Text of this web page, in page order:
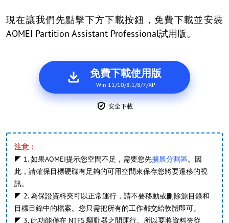
現在讓我們先點擊下方下載按鈕，免費下載並安裝
AOMEI Partition Assistant Professional試用版。
免費下載使用版
Win 11/10/8.1/8/7/XP
安全下載
注意：
◤ 1. 如果AOMEI提示您空間不足，需要您先擴展分割區。因
此，請確保目標硬碟有足夠的可用空間來保存您將要遷移的視
訊。
◤ 2. 為保證資料夾可以正常運行，請不要移動或刪除源目錄和
目標目錄中的檔案。您只需把所有的工作都交給軟體即可。
◤ 3. 此功能僅在 NTFS 驅動器之間運行。所以要將資料夾從